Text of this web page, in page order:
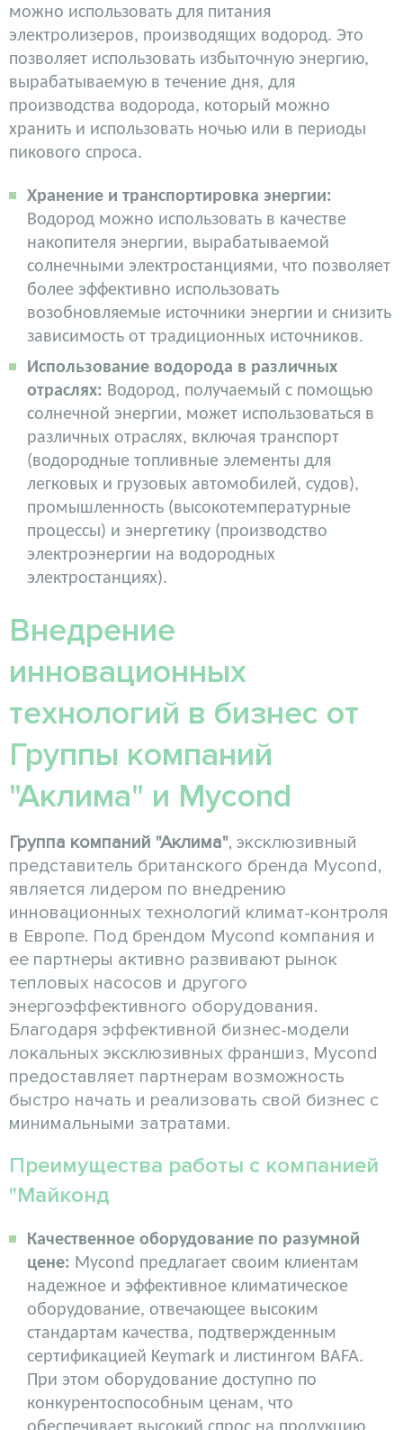
можно использовать для питания
электролизеров, производящих водород. Это
позволяет использовать избыточную энергию,
вырабатываемую в течение дня, для
производства водорода, который можно
хранить и использовать ночью или в периоды
пикового спроса.
Хранение и транспортировка энергии:
Водород можно использовать в качестве
накопителя энергии, вырабатываемой
солнечными электростанциями, что позволяет
более эффективно использовать
возобновляемые источники энергии и снизить
зависимость от традиционных источников.
Использование водорода в различных
отраслях: Водород, получаемый с помощью
солнечной энергии, может использоваться в
различных отраслях, включая транспорт
(водородные топливные элементы для
легковых и грузовых автомобилей, судов),
промышленность (высокотемпературные
процессы) и энергетику (производство
электроэнергии на водородных
электростанциях).
Внедрение
инновационных
технологий в бизнес от
Группы компаний
"Аклима" и Mycond
Группа компаний "Аклима", эксклюзивный
представитель британского бренда Mycond,
является лидером по внедрению
инновационных технологий климат-контроля
в Европе. Под брендом Mycond компания и
ее партнеры активно развивают рынок
тепловых насосов и другого
энергоэффективного оборудования.
Благодаря эффективной бизнес-модели
локальных эксклюзивных франшиз, Mycond
предоставляет партнерам возможность
быстро начать и реализовать свой бизнес с
минимальными затратами.
Преимущества работы с компанией
"Майконд
Качественное оборудование по разумной
цене: Mycond предлагает своим клиентам
надежное и эффективное климатическое
оборудование, отвечающее высоким
стандартам качества, подтвержденным
сертификацией Keymark и листингом BAFA.
При этом оборудование доступно по
конкурентоспособным ценам, что